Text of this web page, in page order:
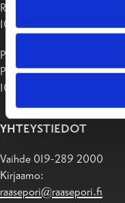
Raaseporintie 37
10650 Tammisaari
Postiosoite:
PB 58
10611 Raasepori
YHTEYSTIEDOT
Vaihde 019-289 2000
Kirjaamo:
raasepori@raasepori.fi